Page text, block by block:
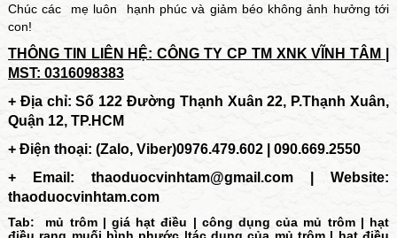
Chúc các mẹ luôn hạnh phúc và giảm béo không ảnh hưởng tới
con!
THÔNG TIN LIÊN HỆ: CÔNG TY CP TM XNK VĨNH TÂM |
MST: 0316098383
+ Địa chỉ: Số 122 Đường Thạnh Xuân 22, P.Thạnh Xuân,
Quận 12, TP.HCM
+ Điện thoại: (Zalo, Viber)0976.479.602 | 090.669.2550
+ Email: thaoduocvinhtam@gmail.com | Website:
thaoduocvinhtam.com
Tab: mủ trôm|giá hạt điều | công dụng của mủ trôm| hạt
điều rang muối bình phước |tác dụng của mủ trôm | hạt điều